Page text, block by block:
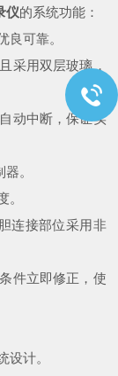
仪的系统功能：
可靠。
用双层玻璃，
动中断，保证实
。
连接部位采用非
件立即修正，使
计。